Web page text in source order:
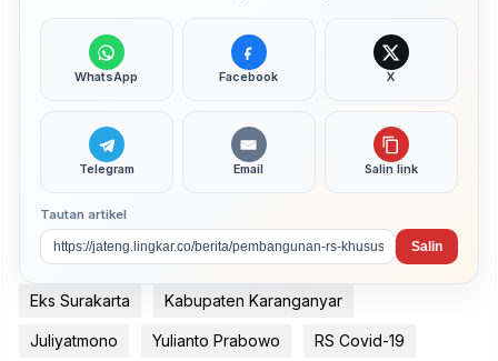
WhatsApp Facebook X
Telegram Email Salin link
Tautan artikel
Salin
Eks Surakarta Kabupaten Karanganyar
Juliyatmono Yulianto Prabowo RS Covid-19